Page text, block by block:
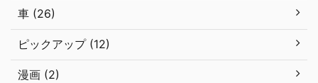
車 (26)
ピックアップ (12)
漫画 (2)